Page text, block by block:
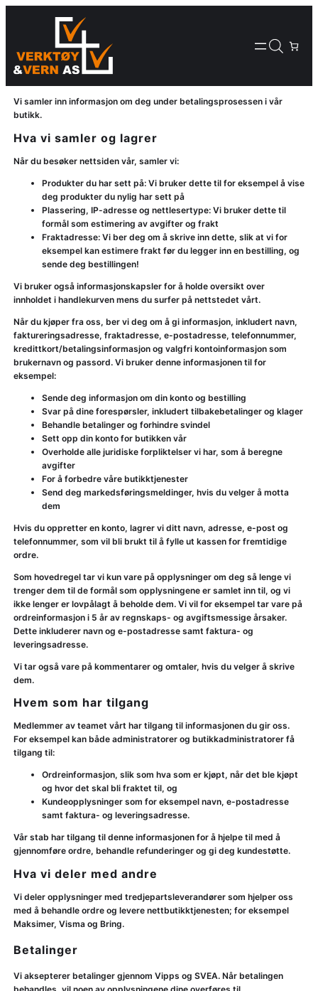
Vi samler inn informasjon om deg under betalingsprosessen i vår
butikk.
Hva vi samler og lagrer
Når du besøker nettsiden vår, samler vi:
Produkter du har sett på: Vi bruker dette til for eksempel å vise
deg produkter du nylig har sett på
Plassering, IP-adresse og nettlesertype: Vi bruker dette til
formål som estimering av avgifter og frakt
Fraktadresse: Vi ber deg om å skrive inn dette, slik at vi for
eksempel kan estimere frakt før du legger inn en bestilling, og
sende deg bestillingen!
Vi bruker også informasjonskapsler for å holde oversikt over
innholdet i handlekurven mens du surfer på nettstedet vårt.
Når du kjøper fra oss, ber vi deg om å gi informasjon, inkludert navn,
faktureringsadresse, fraktadresse, e-postadresse, telefonnummer,
kredittkort/betalingsinformasjon og valgfri kontoinformasjon som
brukernavn og passord. Vi bruker denne informasjonen til for
eksempel:
Sende deg informasjon om din konto og bestilling
Svar på dine forespørsler, inkludert tilbakebetalinger og klager
Behandle betalinger og forhindre svindel
Sett opp din konto for butikken vår
Overholde alle juridiske forpliktelser vi har, som å beregne
avgifter
For å forbedre våre butikktjenester
Send deg markedsføringsmeldinger, hvis du velger å motta
dem
Hvis du oppretter en konto, lagrer vi ditt navn, adresse, e-post og
telefonnummer, som vil bli brukt til å fylle ut kassen for fremtidige
ordre.
Som hovedregel tar vi kun vare på opplysninger om deg så lenge vi
trenger dem til de formål som opplysningene er samlet inn til, og vi
ikke lenger er lovpålagt å beholde dem. Vi vil for eksempel tar vare på
ordreinformasjon i 5 år av regnskaps- og avgiftsmessige årsaker.
Dette inkluderer navn og e-postadresse samt faktura- og
leveringsadresse.
Vi tar også vare på kommentarer og omtaler, hvis du velger å skrive
dem.
Hvem som har tilgang
Medlemmer av teamet vårt har tilgang til informasjonen du gir oss.
For eksempel kan både administratorer og butikkadministratorer få
tilgang til:
Ordreinformasjon, slik som hva som er kjøpt, når det ble kjøpt
og hvor det skal bli fraktet til, og
Kundeopplysninger som for eksempel navn, e-postadresse
samt faktura- og leveringsadresse.
Vår stab har tilgang til denne informasjonen for å hjelpe til med å
gjennomføre ordre, behandle refunderinger og gi deg kundestøtte.
Hva vi deler med andre
Vi deler opplysninger med tredjepartsleverandører som hjelper oss
med å behandle ordre og levere nettbutikktjenesten; for eksempel
Maksimer, Visma og Bring.
Betalinger
Vi aksepterer betalinger gjennom Vipps og SVEA. Når betalingen